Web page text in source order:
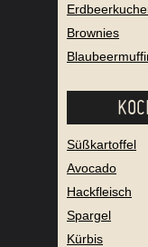
Brownies
Süßkartoffel
Avocado
Hackfleisch
Spargel
Kürbis